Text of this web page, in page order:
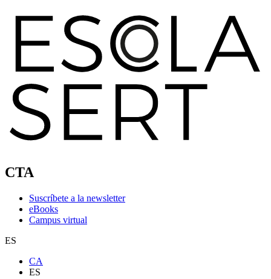
CTA
Suscríbete a la newsletter
eBooks
Campus virtual
ES
CA
ES